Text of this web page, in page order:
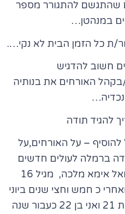
שהתגשם להתגורר מספר
במנהטן…
ת כל הזמן הבית לא נקי….
חשוב להדגיש
האורחים את בנותיה
להגיד תודה
להוסיף – על האורחים,על
ברמלה לעולים חדשים
מרומניה אבא שמואל אימא מלכה, מגיל 16
כ חמש וחצי שנים ביוני
1971 נישאנו, היא בת 21 ואני בן 22 כעבור שנה